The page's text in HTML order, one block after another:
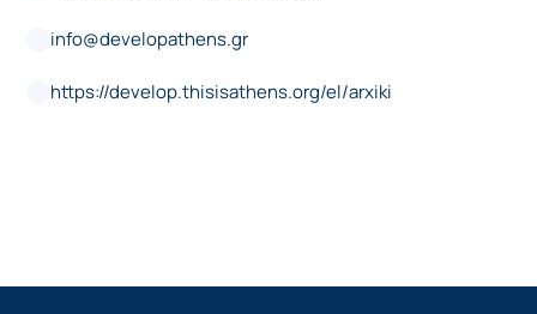
info@developathens.gr
https://develop.thisisathens.org/el/arxiki